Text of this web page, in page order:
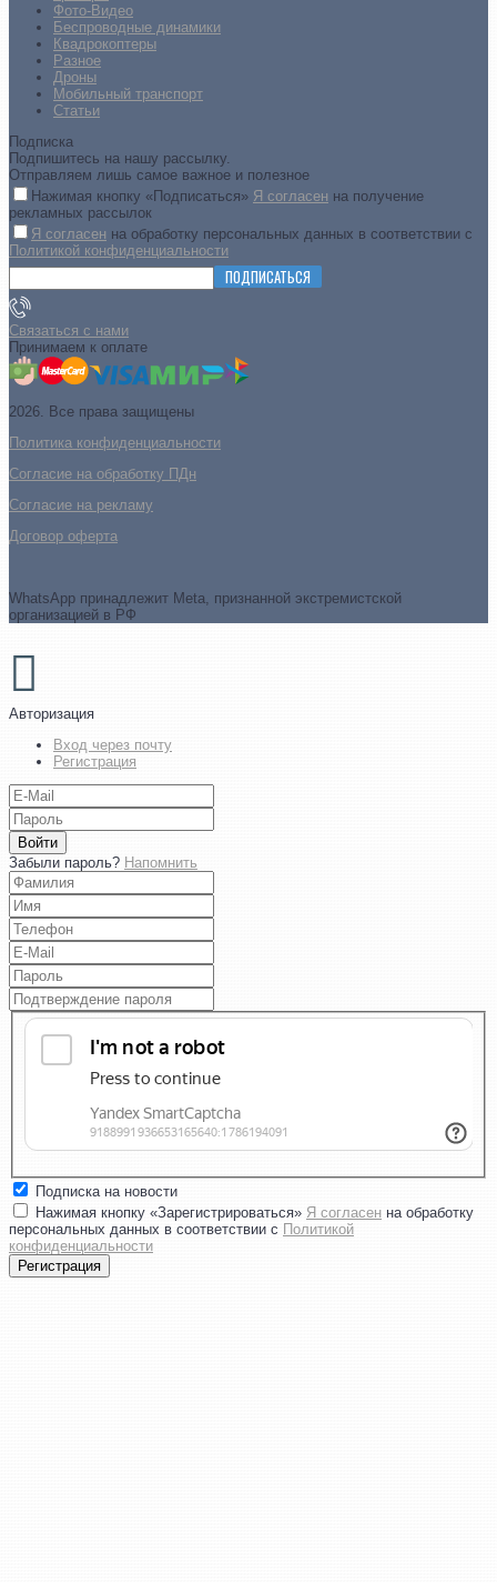
Фото-Видео
Беспроводные динамики
Квадрокоптеры
Разное
Дроны
Мобильный транспорт
Статьи
Подписка
Подпишитесь на нашу рассылку.
Отправляем лишь самое важное и полезное
Нажимая кнопку «Подписаться» Я согласен на получение
рекламных рассылок
Я согласен на обработку персональных данных в соответствии с
Политикой конфиденциальности
ПОДПИСАТЬСЯ
Связаться с нами
Принимаем к оплате
2026. Все права защищены
Политика конфиденциальности
Согласие на обработку ПДн
Cогласие на рекламу
Договор оферта
WhatsApp принадлежит Meta, признанной экстремистской
организацией в РФ
Авторизация
Вход через почту
Регистрация
Войти
Забыли пароль? Напомнить
Подписка на новости
Нажимая кнопку «Зарегистрироваться» Я согласен на обработку
персональных данных в соответствии с Политикой
конфиденциальности
Регистрация